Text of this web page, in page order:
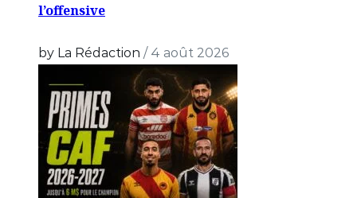
l’offensive
by La Rédaction / 4 août 2026